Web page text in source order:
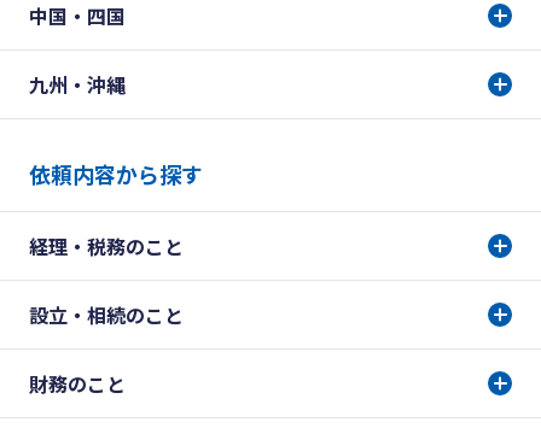
中国・四国
九州・沖縄
依頼内容から探す
経理・税務のこと
設立・相続のこと
財務のこと